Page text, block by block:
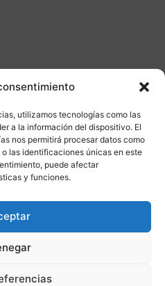
utilizamos tecnologías como las
a la información del dispositivo. El
nos permitirá procesar datos como
las identificaciones únicas en este
puede afectar
y funciones.
24/48H